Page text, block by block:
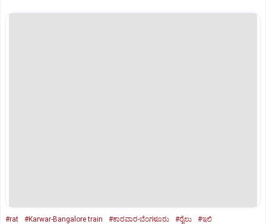
#rat #Karwar-Bangalore train #ಕಾರವಾರ-ಬೆಂಗಳೂರು #ರೈಲು #ಇಲಿ